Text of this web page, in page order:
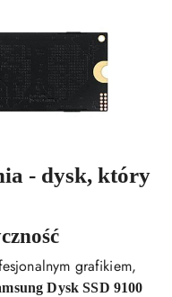
- dysk, który
grafikiem,
Dysk SSD 9100